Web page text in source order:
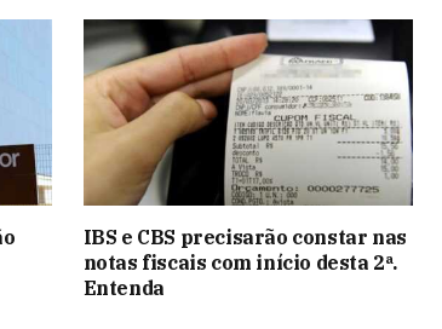
IBS e CBS precisarão constar nas
notas fiscais com início desta 2ª.
Entenda